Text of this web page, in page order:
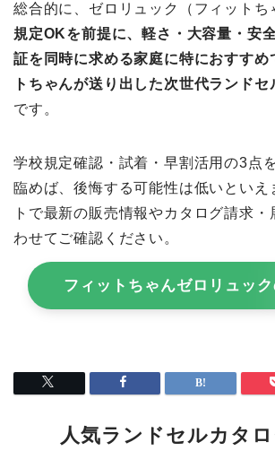
総合的に、ゼロリュック（フィットち
規定OKを前提に、軽さ・大容量・安
証を同時に求める家庭に特におすすめ
トちゃんが送り出した次世代ランドセ
です。
学校規定確認・試着・早割活用の3点
臨めば、後悔する可能性は低いといえ
トで最新の販売情報やカタログ請求・
わせてご確認ください。
フィットちゃんゼロリュッ
人気ランドセルカタ